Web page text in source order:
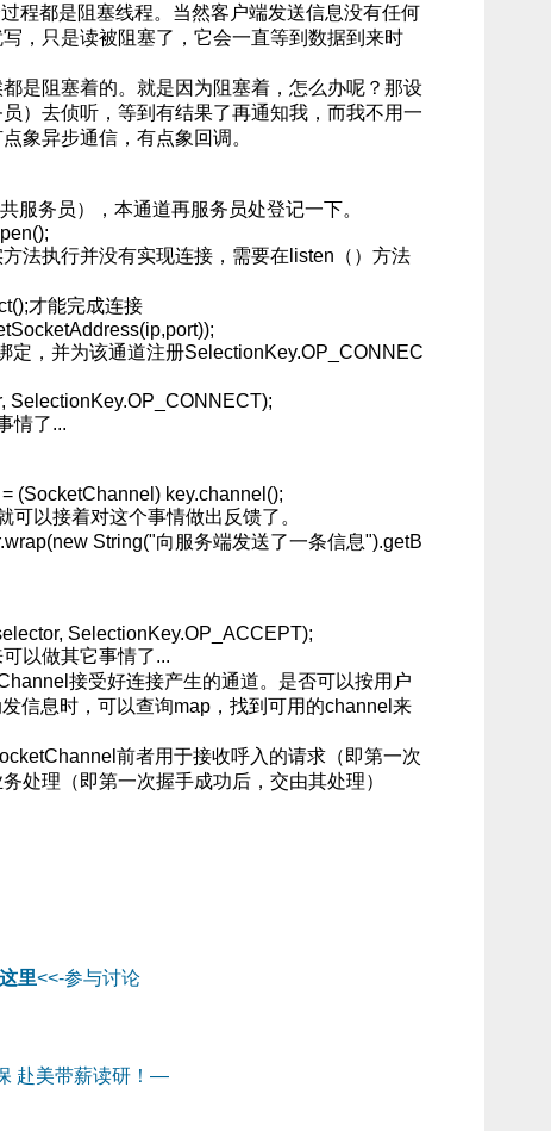
程都是阻塞线程。当然客户端发送信息没有任何
，只是读被阻塞了，它会一直等到数据到来时
是阻塞着的。就是因为阻塞着，怎么办呢？那设
）去侦听，等到有结果了再通知我，而我不用一
象异步通信，有点象回调。
务员），本通道再服务员处登记一下。
执行并没有实现连接，需要在listen（）方法
才能完成连接
，并为该通道注册SelectionKey.OP_CONNEC
情了...
key.channel();
以接着对这个事情做出反馈了。
String("向服务端发送了一条信息").getB
SelectionKey.OP_ACCEPT);
以做其它事情了...
接受好连接产生的通道。是否可以按用户
信息时，可以查询map，找到可用的channel来
前者用于接收呼入的请求（即第一次
处理（即第一次握手成功后，交由其处理）
这里<<-参与讨论
赴美带薪读研！—